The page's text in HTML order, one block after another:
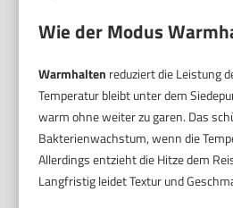
Wie der Modus
Warmhalten reduziert die Leistung
Temperatur bleibt unter dem
warm ohne weiter zu garen. Das
Bakterienwachstum, wenn die
Allerdings entzieht die Hitze dem
Langfristig leidet Textur und